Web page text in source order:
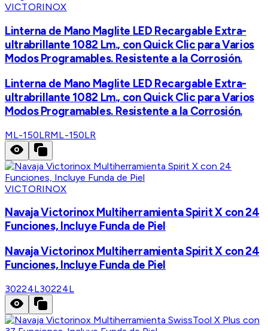
VICTORINOX
Linterna de Mano Maglite LED Recargable Extra-
ultrabrillante 1082 Lm., con Quick Clic para Varios
Modos Programables. Resistente a la Corrosión.
Linterna de Mano Maglite LED Recargable Extra-
ultrabrillante 1082 Lm., con Quick Clic para Varios
Modos Programables. Resistente a la Corrosión.
ML-150LRML-150LR
VICTORINOX
Navaja Victorinox Multiherramienta Spirit X con 24
Funciones, Incluye Funda de Piel
Navaja Victorinox Multiherramienta Spirit X con 24
Funciones, Incluye Funda de Piel
30224L30224L